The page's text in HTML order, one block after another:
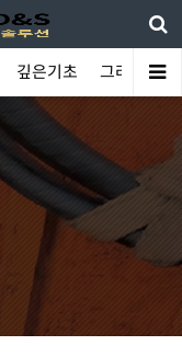
깊은기초 그라우팅